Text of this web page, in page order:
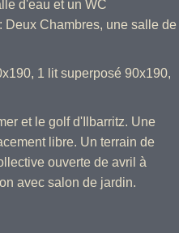
d'eau et un WC
Deux Chambres, une salle de
1 lit superposé 90x190,
et le golf d'Ilbarritz. Une
libre. Un terrain de
ouverte de avril à
avec salon de jardin.